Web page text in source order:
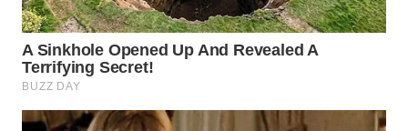
WN
MADURA
WN